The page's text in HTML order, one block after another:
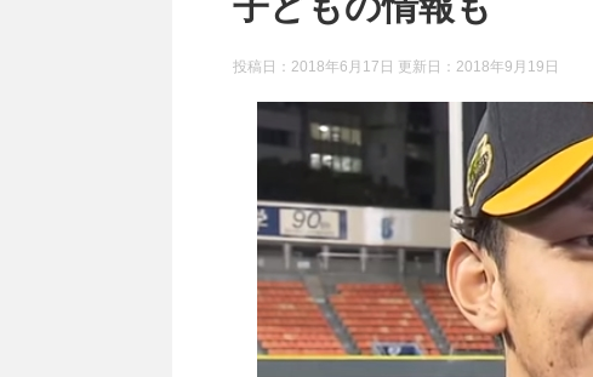
投稿日：2018年6月17日 更新日： 2018年9月19日